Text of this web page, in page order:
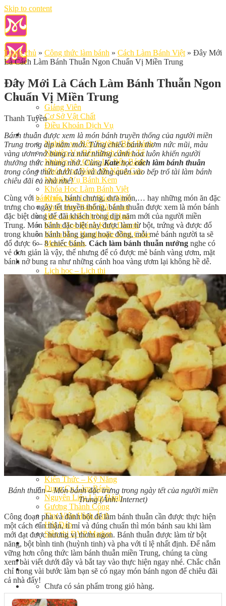
Skip to content
Giới Thiệu
Giảng Viên
Cơ Sở Vật Chất
Điều Khoản Dịch Vụ
Học Làm Bánh
Nghiệp vụ Bếp Trưởng Bếp Bánh
Nghiệp Vụ Bếp Bánh Quốc Tế
Nghiệp Vụ Quản Lý Bếp Bánh
Khóa Học Bánh Mì Nâng Cao
Nghiệp Vụ Bánh Kem
Khóa Học Làm Bánh Việt
Khóa Học Làm Bánh Nhật
Khóa Học Bánh Đài Loan
Học Làm Bánh Ngắn Hạn
Khóa Học Bánh Kinh Doanh
Khóa Học Handmade Mini Cake
Master Class
Chuyên Đề
Khai Giảng
Lịch học – Lịch thi
Đăng Ký Học
Công Thức
Cách Làm Bánh Việt
Cách Làm Bánh Âu
Cách Làm Bánh Kem
Cách Làm Bánh Mì
Cách Làm Bánh Trung Thu
Cách Làm Bánh Flan
Cách Làm Bánh Bao
Cách Làm Bánh Bông Lan
Cách Làm Bánh Su Kem
Cách làm bánh CupCake
Cách Làm Bánh Pizza
Cách làm bánh chay
Cách Làm Kẹo – Mứt
Video
Tin tức
Tin Tổng Hợp
Hướng Nghiệp Á Âu
Bếp Nhà Kate
Kinh Nghiệm Kinh Doanh
Cơ Hội Việc Làm
Kiến Thức – Kỹ Năng
Dụng Cụ Làm Bánh
Nguyên Liệu Làm Bánh
Gương Thành Công
Thư Viện Hình Ảnh
Hỏi Đáp
Siêu thị ĐVP Market
Việc Làm
Chưa có sản phẩm trong giỏ hàng.
Trang chủ » Công thức làm bánh » Cách Làm Bánh Việt » Đây Mới
Là Cách Làm Bánh Thuẫn Ngon Chuẩn Vị Miền Trung
Đây Mới Là Cách Làm Bánh Thuẫn Ngon
Chuẩn Vị Miền Trung
Thanh Tuyền
Bánh thuẫn được xem là món bánh truyền thống của người miền
Trung trong dịp năm mới. Từng chiếc bánh thơm nức mũi, màu
vàng ươm nở bung ra như những cánh hoa luôn khiến người
thưởng thức nhung nhớ. CùngKatehọccách làm bánh thuẫn
trong công thức dưới đây và đừng quên vào bếp trổ tài làm bánh
chiêu đãi cả nhà nhé!
Cùng với bánh tét, bánh chưng, dưa món,… hay những món ăn đặc
trưng cho ngày tết truyền thống, bánh thuẫn được xem là món bánh
đặc biệt dùng để đãi khách trong dịp năm mới của người miền
Trung. Món bánh đặc biệt này được làm từ bột, trứng và được đổ
trong khuôn bánh bằng gang hoặc đồng, mỗi mẻ bánh người ta sẽ
đổ được 6 – 8 chiếc bánh. Cách làm bánh thuẫn nướng nghe có
vẻ đơn giản là vậy, thế nhưng để có được mẻ bánh vàng ươm, mặt
bánh nở bung ra như những cánh hoa vàng ươm lại không hề dễ.
Bánh thuẫn – Món bánh đặc trưng trong ngày tết của người miền
Trung (Ảnh: Internet)
Công đoạn pha và đánh bột để làm bánh thuẫn cần được thực hiện
một cách cẩn thận, tỉ mỉ và đúng chuẩn thì món bánh sau khi làm
mới đạt được hương vị thơm ngon. Bánh thuẫn được làm từ bột
năng, bột bình tinh (huỳnh tinh) và pha với tỉ lệ nhất định. Để nắm
vững hơn công thức làm bánh thuẫn miền Trung, chúng ta cùng
xem bài viết dưới đây và bắt tay vào thực hiện ngay nhé. Chắc chắn
chỉ trong vài bước làm bạn sẽ có ngay món bánh ngon để chiêu đãi
cả nhà đấy!